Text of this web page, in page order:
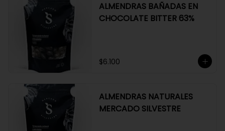
ALMENDRAS BAÑADAS EN
CHOCOLATE BITTER 63%
$6.100
ALMENDRAS NATURALES
MERCADO SILVESTRE